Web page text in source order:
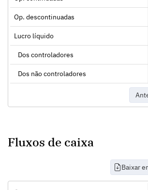
Op. descontinuadas
Lucro líquido
Dos controladores
Dos não controladores
Fluxos de caixa
Baixar